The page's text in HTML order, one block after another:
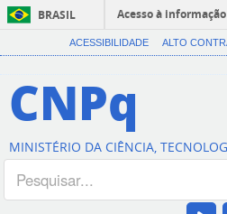
BRASIL
Acesso à informação
ACESSIBILIDADE ALTO
CNPq
MINISTÉRIO DA CIÊNCIA,